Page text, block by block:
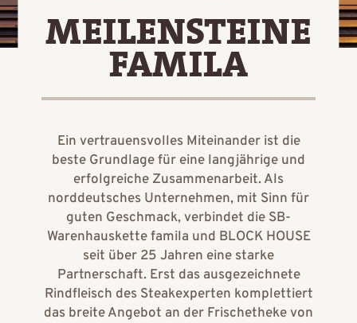
MEILENSTEINE
FAMILA
Ein vertrauensvolles Miteinander ist die
beste Grundlage für eine langjährige und
erfolgreiche Zusammenarbeit. Als
norddeutsches Unternehmen, mit Sinn für
guten Geschmack, verbindet die SB-
Warenhauskette famila und BLOCK HOUSE
seit über 25 Jahren eine starke
Partnerschaft. Erst das ausgezeichnete
Rindfleisch des Steakexperten komplettiert
das breite Angebot an der Frischetheke von